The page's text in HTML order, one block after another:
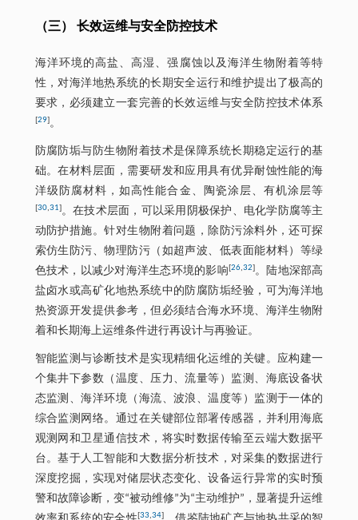
（三） 长效运维与安全防控技术
海洋环境的高盐、高湿、强腐蚀以及海洋生物附着等特
性，对海洋地热系统的长期安全运行和维护提出了极高的
要求，必须建立一套完善的长效运维与安全防控技术体系
[29]。
防腐防垢与防生物附着技术是保障系统长期稳定运行的基
础。在材料层面，需要研发和应用具有优异耐蚀性能的海
洋级防腐材料，如高性能合金、陶瓷涂层、有机涂层等
[30,31]。在技术层面，可以采用阴极保护、电化学防腐等主
动防护措施。针对生物附着问题，除防污涂料外，还可探
索仿生防污、物理防污（如超声波、低表面能材料）等绿
色技术，以减少对海洋生态环境的影响[26,32]。陆地深部高
盐卤水或高矿化地热系统中的防腐防垢经验，可为海洋地
热资源开发提供参考，但必须结合海水环境、海洋生物附
着和长期海上运维条件进行再设计与再验证。
智能监测与诊断技术是实现精细化运维的关键。应构建一
个集井下参数（温度、压力、流量等）监测、海底设备状
态监测、海洋环境（海流、波浪、温度等）监测于一体的
综合监测网络。通过在关键部位部署传感器，并利用海底
观测网和卫星通信技术，将实时数据传输至云端大数据平
台。基于人工智能和大数据分析技术，对采集的数据进行
深度挖掘，实现对储层状态变化、设备运行异常的实时预
警和故障诊断，变“被动维修”为“主动维护”，显著提升运维
[33,34]